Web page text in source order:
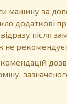
машину за
додаткові
після
не